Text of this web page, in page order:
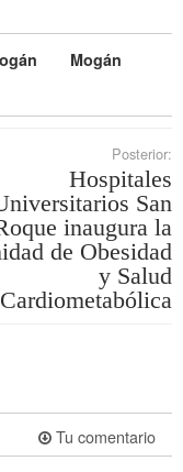
Mogán
Posterior:
Hospitales
San
inaugura la
de Obesidad
y Salud
Cardiometabólica
Tu comentario